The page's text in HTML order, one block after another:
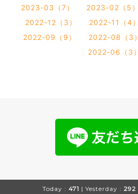
2023-03（7）
2023-02（5）
2022-12（3）
2022-11（4）
2022-09（9）
2022-08（3）
2022-06（3）
Today : 471 | Yesterday : 292